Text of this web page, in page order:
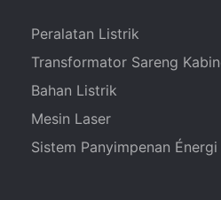
Peralatan Listrik
Transformator Sareng
Bahan Listrik
Mesin Laser
Sistem Panyimpenan Énergi